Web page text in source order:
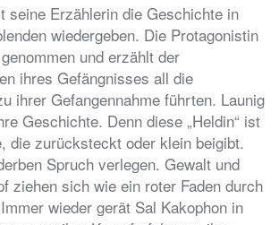
seine Erzählerin die Geschichte in
wiedergeben. Die Protagonistin
und erzählt der
ihres Gefängnisses all die
ihrer Gefangennahme führten. Launig
Geschichte. Denn diese „Heldin“ ist
die zurücksteckt oder klein beigibt.
Spruch verlegen. Gewalt und
ziehen sich wie ein roter Faden durch
wieder gerät Sal Kakophon in